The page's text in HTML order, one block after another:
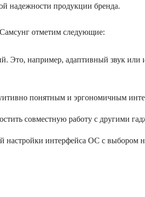
надежности продукции бренда.
отметим следующие:
Это, например, адаптивный звук или
понятным и эргономичным
совместную работу с другими
настройки интерфейса ОС с выбором